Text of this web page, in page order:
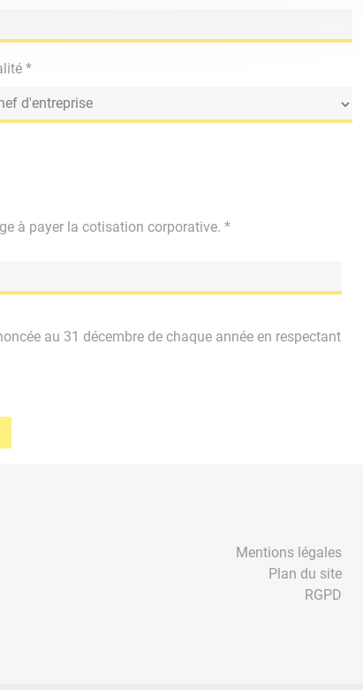
*
à payer la cotisation corporative. *
au 31 décembre de chaque année en respectant
Mentions légales
Plan du site
RGPD